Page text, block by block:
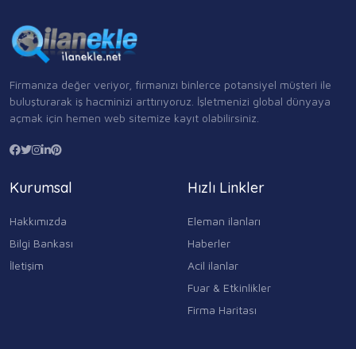
Firmanıza değer veriyor, firmanızı binlerce potansiyel müşteri ile
buluşturarak iş hacminizi arttırıyoruz. İşletmenizi global dünyaya
açmak için hemen web sitemize kayıt olabilirsiniz.
Kurumsal
Hakkımızda
Bilgi Bankası
İletişim
Hızlı Linkler
Eleman ilanları
Haberler
Acil ilanlar
Fuar & Etkinlikler
Firma Haritası